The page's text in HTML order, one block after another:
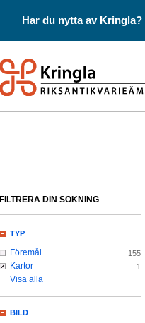
Har du nytta av Kringla?
FILTRERA DIN SÖKNING
TYP
Föremål 155
Kartor 1
Visa alla
BILD